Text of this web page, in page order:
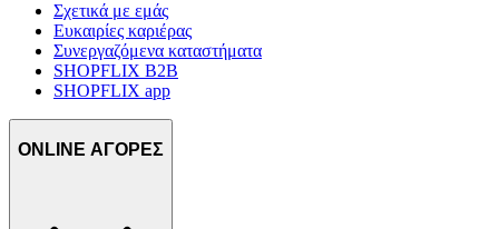
Σχετικά με εμάς
Ευκαιρίες καριέρας
Συνεργαζόμενα καταστήματα
SHOPFLIX B2B
SHOPFLIX app
ONLINE ΑΓΟΡΕΣ